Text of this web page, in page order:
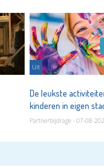
Uit
De leukste
kinderen in eigen
Partnerbijdrage - 07-08-